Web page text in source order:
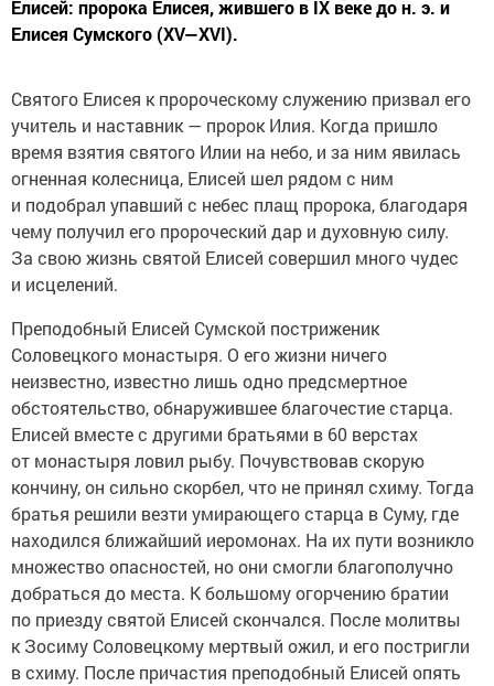
Елисей: пророка Елисея, жившего в IX веке до н. э. и
Елисея Сумского (XV—XVI).
Святого Елисея к пророческому служению призвал его
учитель и наставник — пророк Илия. Когда пришло
время взятия святого Илии на небо, и за ним явилась
огненная колесница, Елисей шел рядом с ним
и подобрал упавший с небес плащ пророка, благодаря
чему получил его пророческий дар и духовную силу.
За свою жизнь святой Елисей совершил много чудес
и исцелений.
Преподобный Елисей Сумской постриженик
Соловецкого монастыря. О его жизни ничего
неизвестно, известно лишь одно предсмертное
обстоятельство, обнаружившее благочестие старца.
Елисей вместе с другими братьями в 60 верстах
от монастыря ловил рыбу. Почувствовав скорую
кончину, он сильно скорбел, что не принял схиму. Тогда
братья решили везти умирающего старца в Суму, где
находился ближайший иеромонах. На их пути возникло
множество опасностей, но они смогли благополучно
добраться до места. К большому огорчению братии
по приезду святой Елисей скончался. После молитвы
к Зосиму Соловецкому мертвый ожил, и его постригли
в схиму. После причастия преподобный Елисей опять